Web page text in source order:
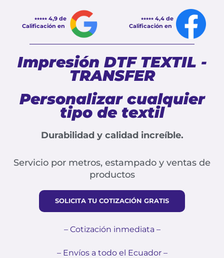
⭑⭑⭑⭑⭑ 4,9 de
Calificación en
⭑⭑⭑⭑⭑ 4,4 de
Calificación en
Impresión DTF TEXTIL -
TRANSFER
Personalizar cualquier
tipo de textil
Durabilidad y calidad increíble.
Servicio por metros, estampado y ventas de
productos
SOLICITA TU COTIZACIÓN GRATIS
– Cotización inmediata –
– Envíos a todo el Ecuador –